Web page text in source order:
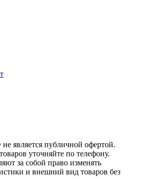
является публичной офертой.
уточняйте по телефону.
за собой право изменять
и внешний вид товаров без